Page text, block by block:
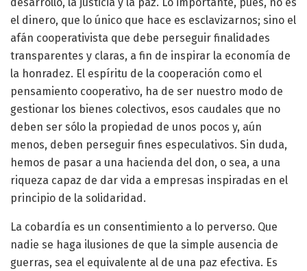
el dinero, que lo único que hace es esclavizarnos; sino el
afán cooperativista que debe perseguir finalidades
transparentes y claras, a fin de inspirar la economía de
la honradez. El espíritu de la cooperación como el
pensamiento cooperativo, ha de ser nuestro modo de
gestionar los bienes colectivos, esos caudales que no
deben ser sólo la propiedad de unos pocos y, aún
menos, deben perseguir fines especulativos. Sin duda,
hemos de pasar a una hacienda del don, o sea, a una
riqueza capaz de dar vida a empresas inspiradas en el
principio de la solidaridad.
La cobardía es un consentimiento a lo perverso. Que
nadie se haga ilusiones de que la simple ausencia de
guerras, sea el equivalente al de una paz efectiva. Es